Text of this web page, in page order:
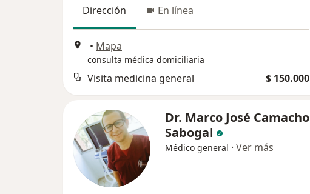
Dirección En línea
• Mapa
consulta médica domiciliaria
Visita medicina general $ 150.000
Dr. Marco José Camacho
Sabogal
Médico general · Ver más